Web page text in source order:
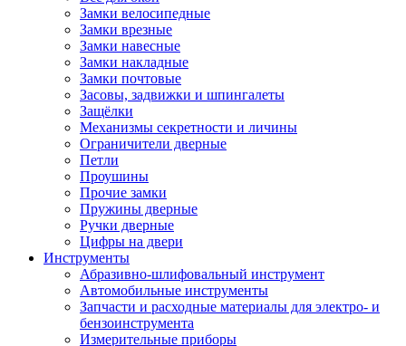
Замки велосипедные
Замки врезные
Замки навесные
Замки накладные
Замки почтовые
Засовы, задвижки и шпингалеты
Защёлки
Механизмы секретности и личины
Ограничители дверные
Петли
Проушины
Прочие замки
Пружины дверные
Ручки дверные
Цифры на двери
Инструменты
Абразивно-шлифовальный инструмент
Автомобильные инструменты
Запчасти и расходные материалы для электро- и
бензоинструмента
Измерительные приборы